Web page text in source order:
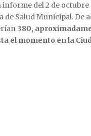
informe del 2 de octubre
de Salud Municipal. De
380,
el momento en la